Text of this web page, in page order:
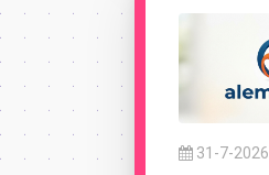
31-7-2026